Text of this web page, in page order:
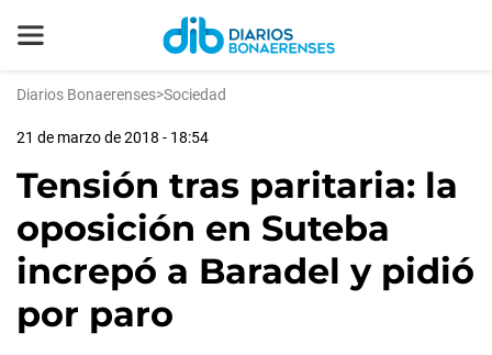
Diarios Bonaerenses>Sociedad
21 de marzo de 2018 - 18:54
Tensión tras paritaria: la
oposición en Suteba
increpó a Baradel y pidió
por paro